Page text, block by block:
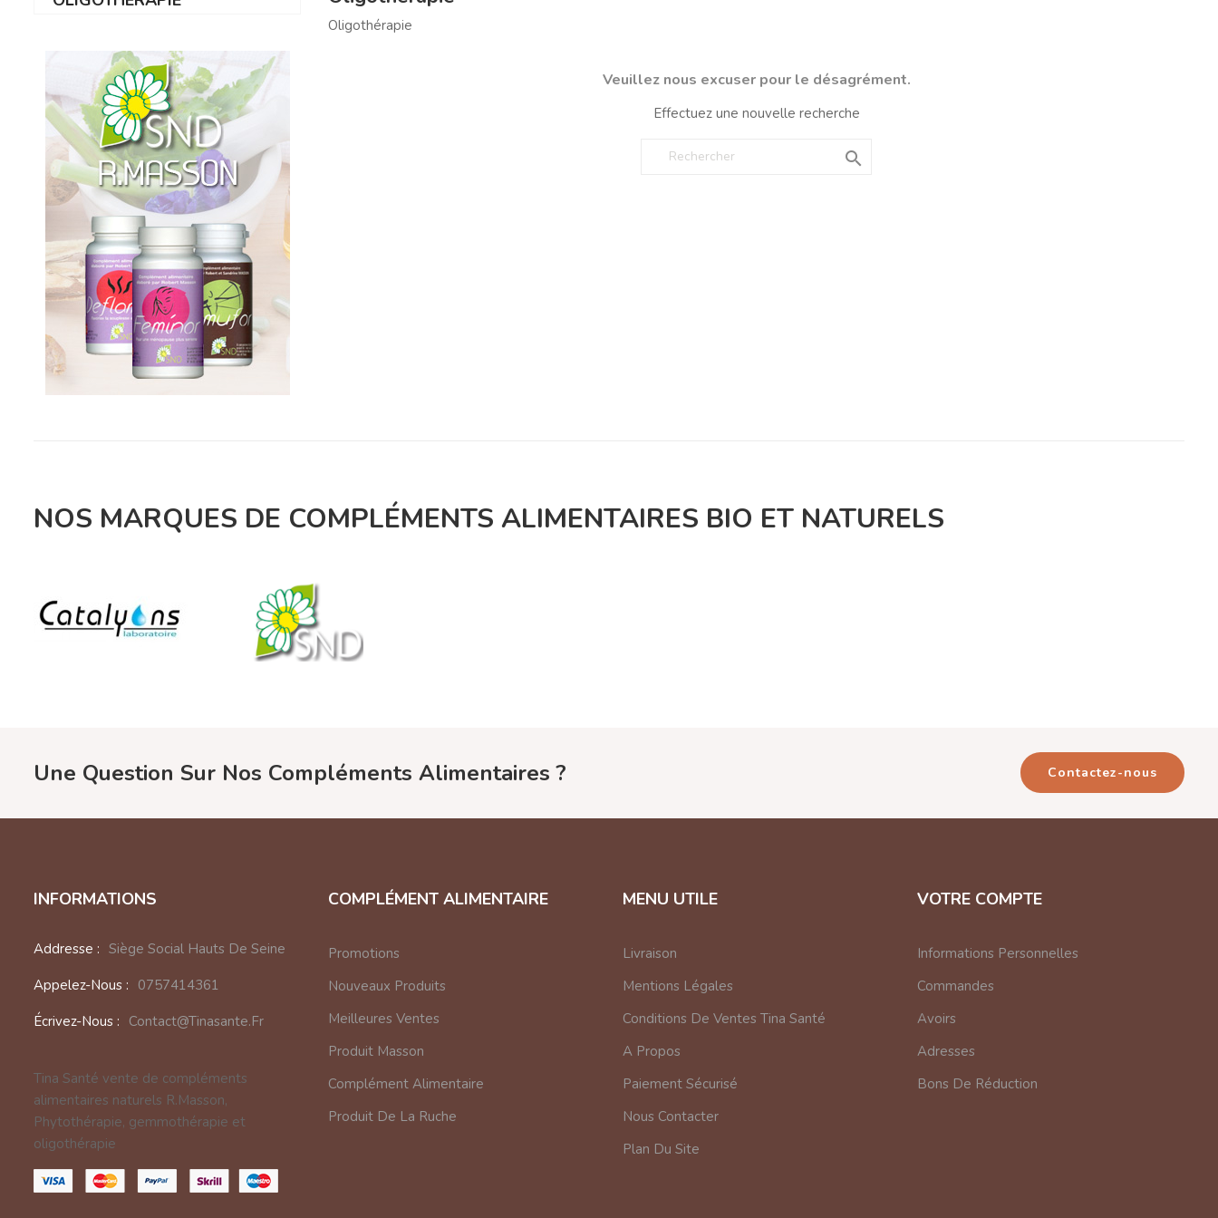
Oligothérapie
Veuillez nous excuser pour le désagrément.
Effectuez une nouvelle recherche

NOS MARQUES DE COMPLÉMENTS ALIMENTAIRES BIO ET NATURELS
Une Question Sur Nos Compléments Alimentaires ? Contactez-nous
INFORMATIONS
Addresse : Siège Social Hauts De Seine
Appelez-Nous : 0757414361
Écrivez-Nous : Contact@tinasante.fr
Tina Santé vente de compléments
alimentaires naturels R.Masson,
Phytothérapie, gemmothérapie et
oligothérapie
COMPLÉMENT ALIMENTAIRE
Promotions
Nouveaux Produits
Meilleures Ventes
Produit Masson
Complément Alimentaire
Produit De La Ruche
MENU UTILE
Livraison
Mentions Légales
Conditions De Ventes Tina Santé
A Propos
Paiement Sécurisé
Nous Contacter
Plan Du Site
VOTRE COMPTE
Informations Personnelles
Commandes
Avoirs
Adresses
Bons De Réduction